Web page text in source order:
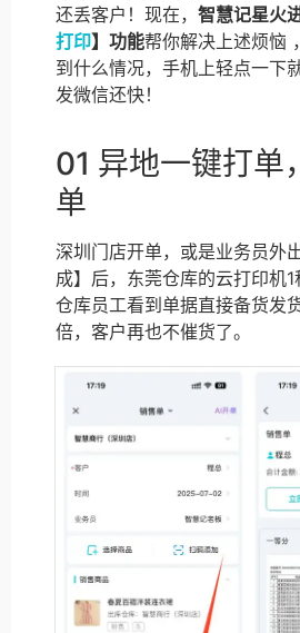
还丢客户！现在， 智慧记星火
打印】功能帮你解决上述烦恼
到什么情况，手机上轻点一下
发微信还快！
01 异地一键打单
单
深圳门店开单，或是业务员外
成】后，东莞仓库的云打印机1
仓库员工看到单据直接备货发
倍，客户再也不催货了。